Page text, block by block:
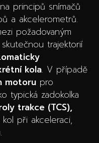
principů snímačů
a akcelerometrů.
požadovaným
trajektorií
kola. V případě
motoru pro
typická zadokolka
trakce (TCS),
při akceleraci,